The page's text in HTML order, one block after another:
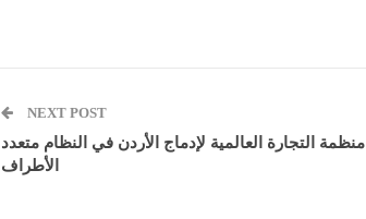
NEXT POST
منظمة التجارة العالمية لإدماج الأردن في النظام متعدد
الأطراف